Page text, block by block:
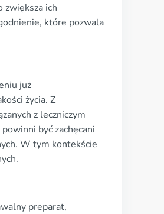
zwiększa ich
które pozwala
już
życia. Z
z leczniczym
być zachęcani
W tym kontekście
preparat,